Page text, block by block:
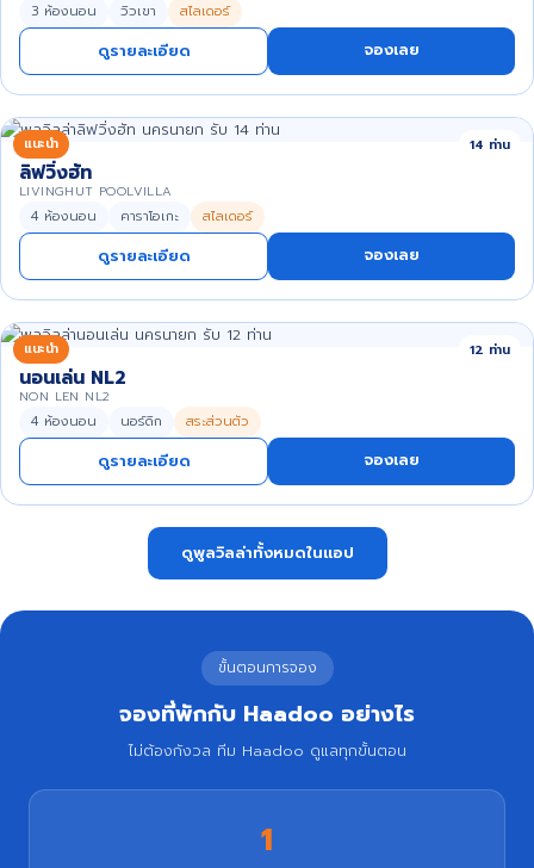
3 ห้องนอน วิวเขา สไลเดอร์
ดูรายละเอียด จองเลย
แนะนำ 14 ท่าน
ลิฟวิ่งฮัท
LIVINGHUT POOLVILLA
4 ห้องนอน คาราโอเกะ สไลเดอร์
ดูรายละเอียด จองเลย
แนะนำ 12 ท่าน
นอนเล่น NL2
NON LEN NL2
4 ห้องนอน นอร์ดิก สระส่วนตัว
ดูรายละเอียด จองเลย
ดูพูลวิลล่าทั้งหมดในแอป
ขั้นตอนการจอง
จองที่พักกับ Haadoo อย่างไร
ไม่ต้องกังวล ทีม Haadoo ดูแลทุกขั้นตอน
1